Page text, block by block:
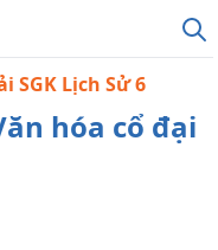
SGK Lịch Sử 6
hóa cổ đại